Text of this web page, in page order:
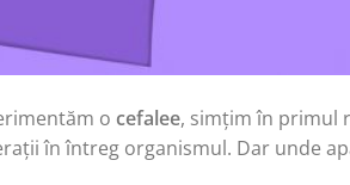
o cefalee, simțim în primul
în întreg organismul. Dar unde